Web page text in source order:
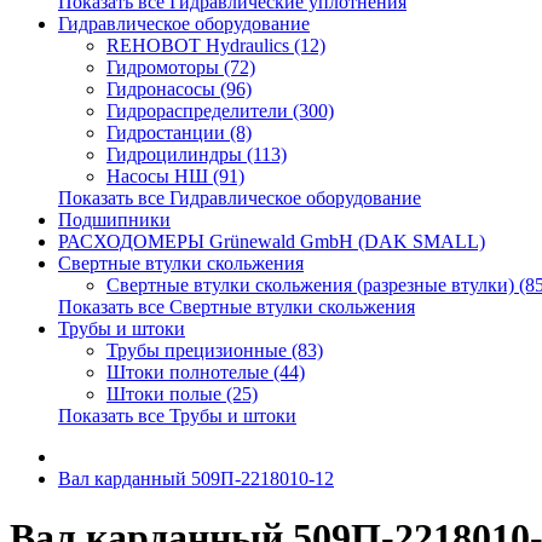
Гидравлическое оборудование
REHOBOT Hydraulics (12)
Гидромоторы (72)
Гидронасосы (96)
Гидрораспределители (300)
Гидростанции (8)
Гидроцилиндры (113)
Насосы НШ (91)
Показать все Гидравлическое оборудование
Подшипники
РАСХОДОМЕРЫ Grünewald GmbH (DAK SMALL)
Свертные втулки скольжения
Свертные втулки скольжения (разрезные втулки)
Показать все Свертные втулки скольжения
Трубы и штоки
Трубы прецизионные (83)
Штоки полнотелые (44)
Штоки полые (25)
Показать все Трубы и штоки
Вал карданный 509П-2218010-12